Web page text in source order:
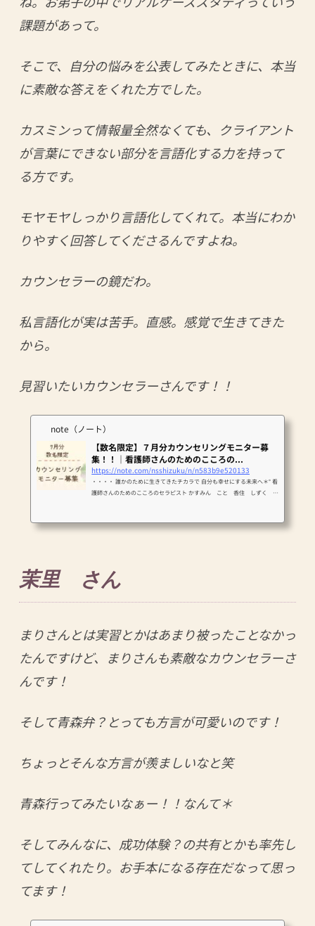
課題があって。
そこで、自分の悩みを公表してみたときに、本当
に素敵な答えをくれた方でした。
カスミンって情報量全然なくても、クライアント
が言葉にできない部分を言語化する力を持って
る方です。
モヤモヤしっかり言語化してくれて。本当にわか
りやすく回答してくださるんですよね。
カウンセラーの鏡だわ。
私言語化が実は苦手。直感。感覚で生きてきた
から。
見習いたいカウンセラーさんです！！
note（ノート）
【数名限定】７月分カウンセリングモニター募
集！！｜看護師さんのためのこころの...
https://note.com/nsshizuku/n/n583b9e520133
・・・・ 誰かのために生きてきたチカラで 自分も幸せにする未来へ＊° 看
護師さんのためのこころのセラピスト かすみん こと 香住 しずく で
ました。 【 7月分は 7月1日 22時より 募集開始しております！ 】 【 今
茉里 さん
まりさんとは実習とかはあまり被ったことなかっ
たんですけど、まりさんも素敵なカウンセラーさ
んです！
そして青森弁？とっても方言が可愛いのです！
ちょっとそんな方言が羨ましいなと笑
青森行ってみたいなぁー！！なんて＊
そしてみんなに、成功体験？の共有とかも率先し
てしてくれたり。お手本になる存在だなって思っ
てます！